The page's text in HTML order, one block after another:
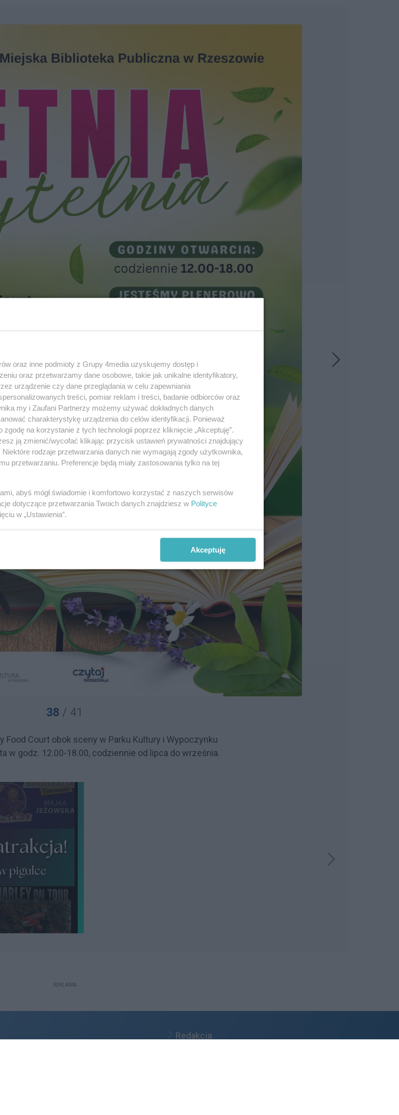
38 / 41
Food Court obok sceny w Parku Kultury i Wypoczynku
w godz. 12.00-18.00, codziennie od lipca do września.
REKLAMA
Redakcja
oraz inne podmioty z Grupy 4media uzyskujemy dostęp i
oraz przetwarzamy dane osobowe, takie jak unikalne identyfikatory,
urządzenie czy dane przeglądania w celu zapewniania
treści, pomiar reklam i treści, badanie odbiorców oraz
my i Zaufani Partnerzy możemy używać dokładnych danych
charakterystykę urządzenia do celów identyfikacji. Ponieważ
na korzystanie z tych technologii poprzez kliknięcie „Akceptuję”.
ją zmienić/wycofać klikając przycisk ustawień prywatności znajdujący
Niektóre rodzaje przetwarzania danych nie wymagają zgody użytkownika,
przetwarzaniu. Preferencje będą miały zastosowania tylko na tej
abyś mógł świadomie i komfortowo korzystać z naszych serwisów
dotyczące przetwarzania Twoich danych znajdziesz w Polityce
w „Ustawienia”.
Akceptuję